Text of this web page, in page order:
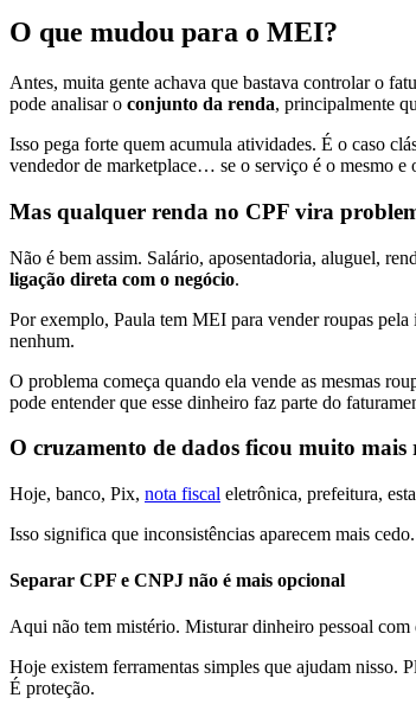
O que mudou para o MEI?
Antes, muita gente achava que bastava controlar o
pode analisar o conjunto da renda, principalmente
Isso pega forte quem acumula atividades. É o caso
vendedor de marketplace… se o serviço é o mesmo
Mas qualquer renda no CPF vira
Não é bem assim. Salário, aposentadoria, aluguel,
ligação direta com o negócio.
Por exemplo, Paula tem MEI para vender roupas
nenhum.
O problema começa quando ela vende as mesmas
pode entender que esse dinheiro faz parte do
O cruzamento de dados ficou muito mais
Hoje, banco, Pix, nota fiscal eletrônica, prefeitura,
Isso significa que inconsistências aparecem mais
Separar CPF e CNPJ não é mais opcional
Aqui não tem mistério. Misturar dinheiro pessoal
Hoje existem ferramentas simples que ajudam nisso.
É proteção.